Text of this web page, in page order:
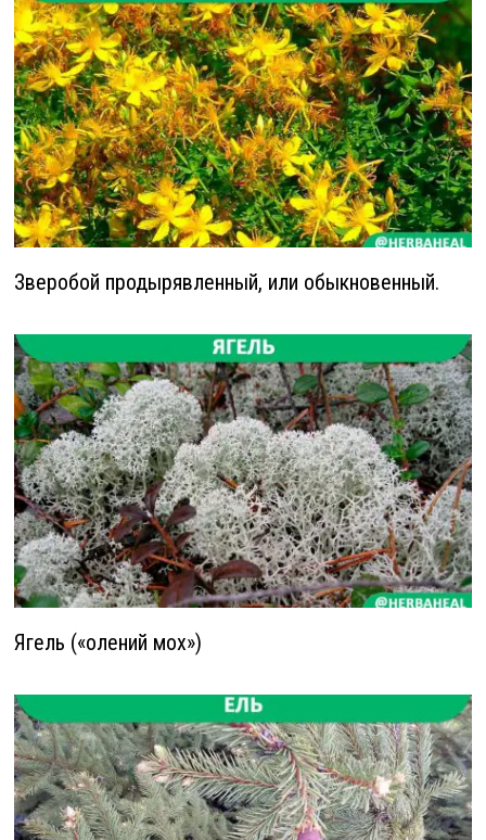
Зверобой продырявленный, или обыкновенный.
Ягель («олений мох»)